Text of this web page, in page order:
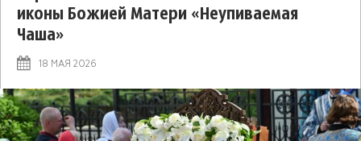
иконы Божией Матери «Неупиваемая
Чаша»
18 МАЯ 2026